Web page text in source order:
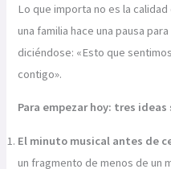
Lo que importa no es la
una familia hace una pausa
diciéndose: «Esto que
contigo».
Para empezar hoy: tres ideas
El minuto musical antes de
un fragmento de menos de un